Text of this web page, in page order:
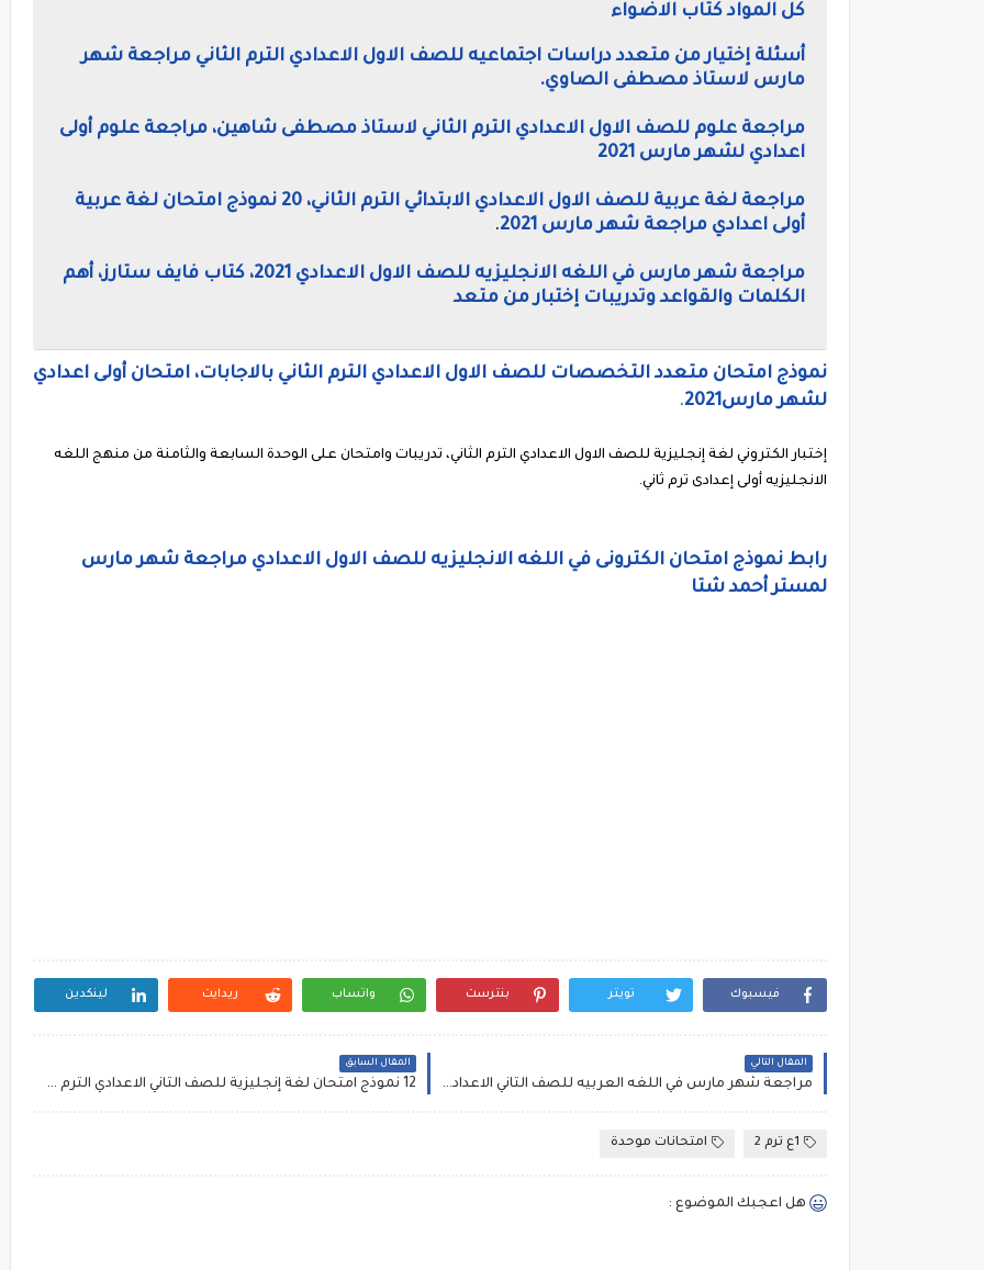
كل المواد كتاب الاضواء
أسئلة إختيار من متعدد دراسات اجتماعيه للصف الاول الاعدادي الترم الثاني مراجعة شهر
مارس لاستاذ مصطفى الصاوي.
مراجعة علوم للصف الاول الاعدادي الترم الثاني لاستاذ مصطفى شاهين، مراجعة علوم أولى
اعدادي لشهر مارس 2021
مراجعة لغة عربية للصف الاول الاعدادي الابتدائي الترم الثاني، 20 نموذج امتحان لغة عربية
أولى اعدادي مراجعة شهر مارس 2021
.
مراجعة شهر مارس في اللغه الانجليزيه للصف الاول الاعدادي 2021، كتاب فايف ستارز، أهم
الكلمات والقواعد وتدريبات إختبار من متعد
نموذج امتحان متعدد التخصصات للصف الاول الاعدادي الترم الثاني بالاجابات، امتحان أولى اعدادي
لشهر مارس2021
.
إختبار الكتروني لغة إنجليزية للصف الاول الاعدادي الترم الثاني، تدريبات وامتحان على الوحدة السابعة والثامنة من منهج اللغه
الانجليزيه أولى إعدادى ترم ثاني.
رابط نموذج امتحان الكترونى في اللغه الانجليزيه للصف الاول الاعدادي مراجعة شهر مارس
لمستر أحمد شتا
فيسبوك تويتر بنترست واتساب ريدايت لينكدين
المقال التالي
مراجعة شهر مارس في اللغه العربيه للصف الثاني الاعدادي الترم الثاني، تدريبات لغة عربية ثانية اعدادي ترم ثاني لاستاذ عبدالله جمعه
المقال السابق
12 نموذج امتحان لغة إنجليزية للصف الثاني الاعدادي الترم الثاني، مراجعة انجليزي ثانيه لشهر مارس لمستر أبو عبدالله
1ع ترم 2 امتحانات موحدة
هل اعجبك الموضوع :